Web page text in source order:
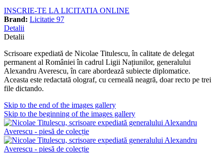
INSCRIE-TE LA LICITATIA ONLINE
Brand: Licitatie 97
Detalii
Detalii
Scrisoare expediată de Nicolae Titulescu, în calitate de delegat
permanent al României în cadrul Ligii Națiunilor, generalului
Alexandru Averescu, în care abordează subiecte diplomatice.
Aceasta este redactată olograf, cu cerneală neagră, doar recto pe trei
file dictando.
Skip to the end of the images gallery
Skip to the beginning of the images gallery